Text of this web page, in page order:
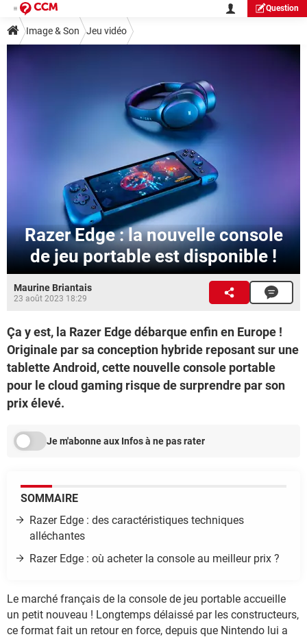
Question
Image & Son Jeu vidéo
Razer Edge : la nouvelle console
de jeu portable est disponible !
Maurine Briantais
23 août 2023 18:29
Ça y est, la Razer Edge débarque enfin en Europe !
Originale par sa conception hybride reposant sur une
tablette Android, cette nouvelle console portable
pour le cloud gaming risque de surprendre par son
prix élevé.
Je m'abonne aux Infos à ne pas rater
SOMMAIRE
Razer Edge : des caractéristiques techniques
alléchantes
Razer Edge : où acheter la console au meilleur prix ?
Le marché français de la console de jeu portable accueille
un petit nouveau ! Longtemps délaissé par les constructeurs,
ce format fait un retour en force, depuis que Nintendo lui a